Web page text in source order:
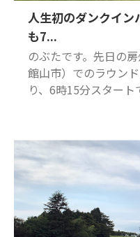
人生初のダンクイン
も7...
のぶたです。先日の
館山市）でのラウン
り、6時15分スタート